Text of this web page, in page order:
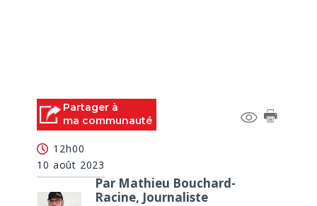
Partager à
ma communauté
12h00
10 août 2023
Par Mathieu Bouchard-
Racine, Journaliste